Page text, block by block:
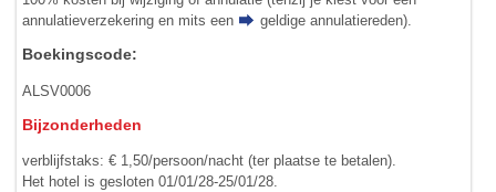
annulatieverzekering en mits een
geldige annulatiereden).
Boekingscode:
ALSV0006
Bijzonderheden
verblijfstaks: € 1,50/persoon/nacht (ter plaatse te betalen).
Het hotel is gesloten 01/01/28-25/01/28.